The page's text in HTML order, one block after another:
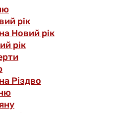
рік
Новий рік
рік
Різдво